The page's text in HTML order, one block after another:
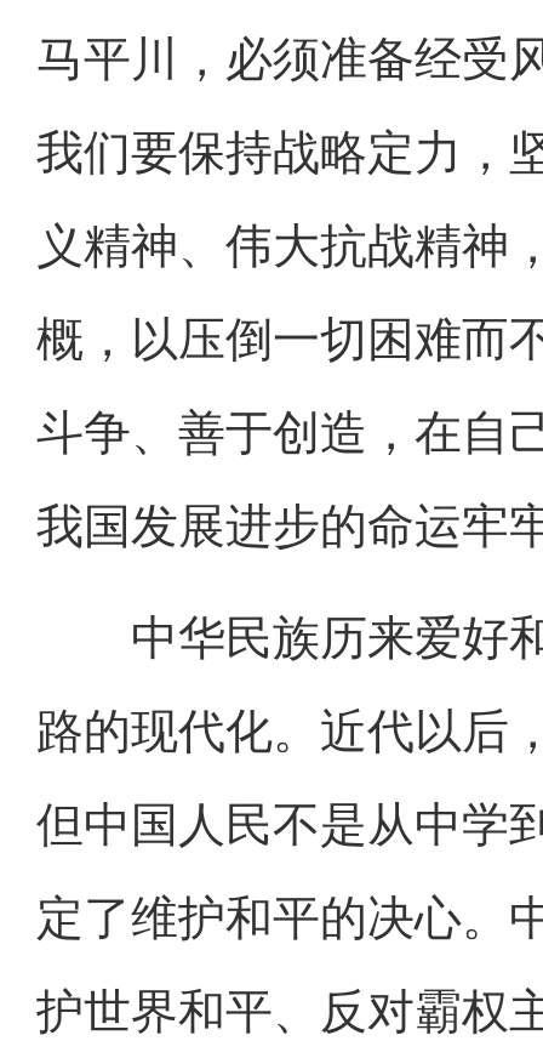
马平川，必须准备经受
我们要保持战略定力，
义精神、伟大抗战精神
概，以压倒一切困难而
斗争、善于创造，在自
我国发展进步的命运牢
中华民族历来爱好和
路的现代化。近代以后
但中国人民不是从中学
定了维护和平的决心。
护世界和平、反对霸权